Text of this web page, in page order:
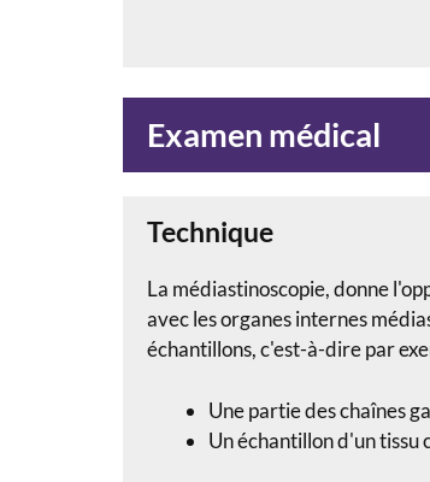
Examen médical
Technique
La médiastinoscopie,donne
avec les organes internes
échantillons, c'est-à-dire par
Une partie des chaînes
Un échantillon d'un tissu